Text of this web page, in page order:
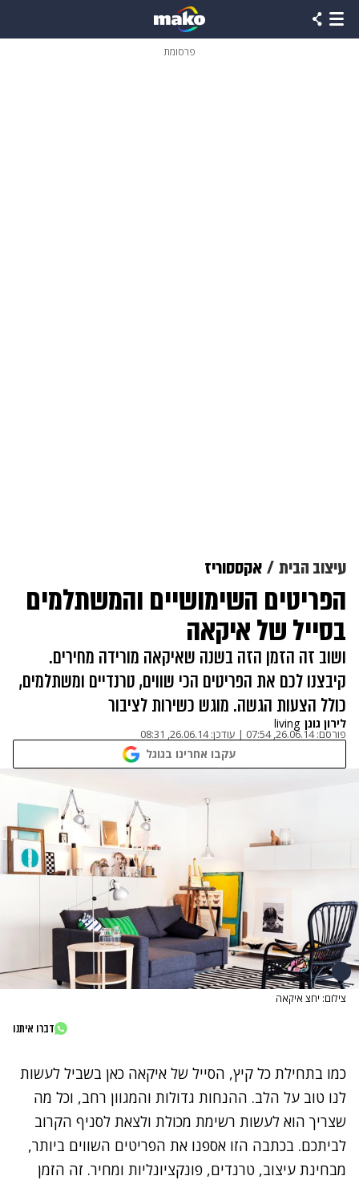
פרסומת
עיצוב הבית אקססוריז
הפריטים השימושיים והמשתלמים
בסייל של איקאה
ושוב זה הזמן הזה בשנה שאיקאה מורידה מחירים.
קיבצנו לכם את הפריטים הכי שווים, טרנדיים ומשתלמים,
כולל הצעות הגשה. מוגש כשירות לציבור
לירון גונן living
פורסם:26.06.14, 07:54
| עודכן:26.06.14, 08:31
עקבו אחרינו בגוגל
צילום: יחצ איקאה
דברו איתנו
כמו בתחילת כל קיץ, הסייל של איקאה כאן בשביל לעשות
לנו טוב על הלב. ההנחות גדולות והמגוון רחב, וכל מה
שצריך הוא לעשות רשימת מכולת ולצאת לסניף הקרוב
לביתכם. בכתבה הזו אספנו את הפריטים השווים ביותר,
מבחינת עיצוב, טרנדים, פונקציונליות ומחיר. זה הזמן